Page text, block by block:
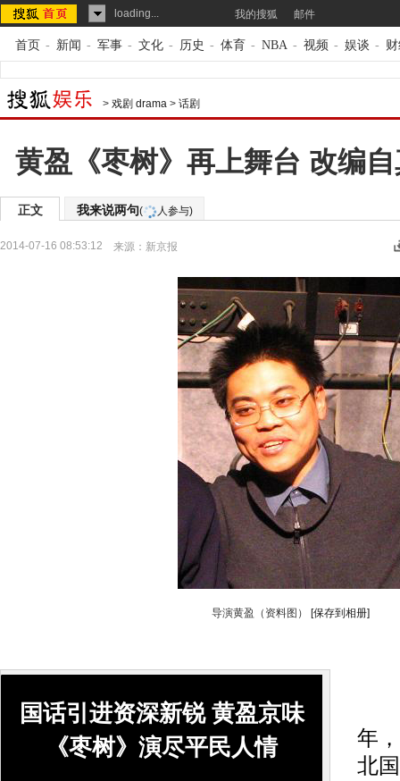
loading... 我的搜狐 邮件
首页 - 新闻 - 军事 - 文化 - 历史 - 体育 - NBA - 视频 - 娱谈 -
> 戏剧 drama > 话剧
黄盈《枣树》再上舞台 改编
正文 我来说两句( 人参与)
2014-07-16 08:53:12 来源： 新京报
导演黄盈（资料图） [保存到相册]
国话引进资深新锐 黄盈京味
《枣树》演尽平民人情
年
北